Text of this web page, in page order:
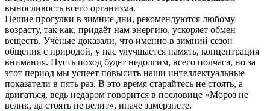
выносливость всего организма.
Пешие прогулки в зимние дни, рекомендуются любому
возрасту, так как, придаёт нам энергию, ускоряет обмен
веществ. Учёные доказали, что именно в зимний сезон
общения с природой, у нас улучшается память, концентрация
внимания. Пусть поход будет недолгим, всего полчаса, но за
этот период мы успеет повысить наши интеллектуальные
показатели в пять раз. В это время старайтесь не стоять, а
двигаться, ведь недаром говорится в пословице «Мороз не
велик, да стоять не велит», иначе замёрзнете.